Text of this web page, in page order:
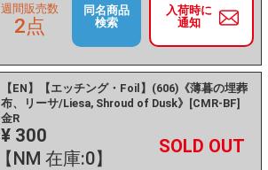
入荷時に
通知
週間販売数
2点
同名商品
検索
【EN】【エッチング・Foil】(606)《薄暮の埋葬
布、リーサ/Liesa, Shroud of Dusk》[CMR-BF]
金R
¥ 300
【NM 在庫:0】
－ +